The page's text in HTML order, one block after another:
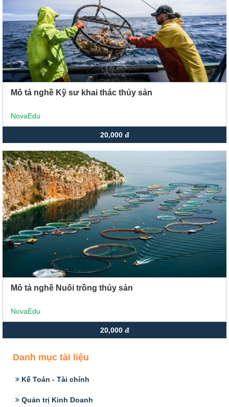
Mô tả nghề Kỹ sư khai thác thủy sản
NovaEdu
20,000 đ
Mô tả nghề Nuôi trồng thủy sản
NovaEdu
20,000 đ
Danh mục tài liệu
Kế Toán - Tài chính
Quản trị Kinh Doanh